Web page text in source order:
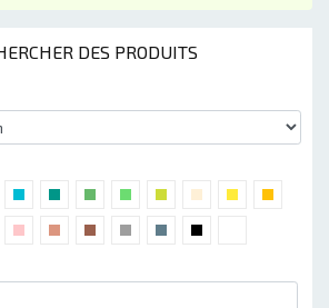
DES PRODUITS